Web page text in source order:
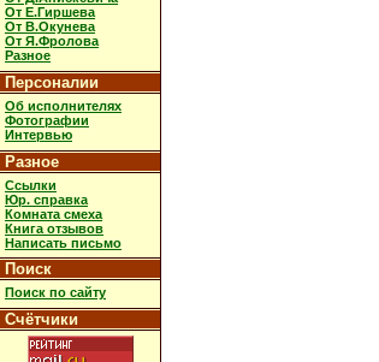
От Е.Гиршева
От В.Окунева
От Я.Фролова
Разное
Персоналии
Об исполнителях
Фотографии
Интервью
Разное
Ссылки
Юр. справка
Комната смеха
Книга отзывов
Написать письмо
Поиск
Поиск по сайту
Счётчики